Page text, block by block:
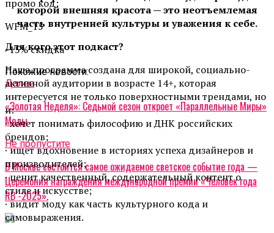
промо код:
WFM_15
-15% скидка
Похожие новости:
Далее
«Золотая Неделя»: Седьмой сезон откроет «Параллельные Миры»
Моды
Не пропустите
В Москве состоится самое ожидаемое светское событие года —
Церемония награждения международной премии «Человек года
RB -2025».
которой внешняя красота — это неотъемлемая
часть внутренней культуры и уважения к себе.
Для кого этот подкаст?
Наша программа создана для широкой, социально-
активной аудитории в возрасте 14+, которая
интересуется не только поверхностными трендами, но
и:
· хочет понимать философию и ДНК российских
брендов;
· ищет вдохновение в историях успеха дизайнеров и
производителей;
· ценит качественный, содержательный контент о
стиле и искусстве;
· видит моду как часть культурного кода и
самовыражения.